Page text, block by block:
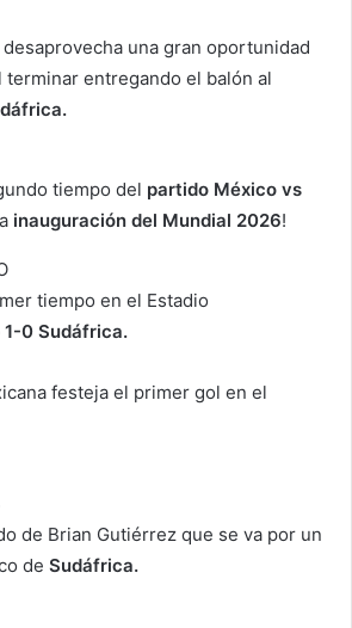
una gran oportunidad
terminar entregando el balón al
tiempo del partido México vs
inauguración del Mundial 2026!
tiempo en el Estadio
1-0 Sudáfrica.
festeja el primer gol en el
de Brian Gutiérrez que se va por un
de Sudáfrica.